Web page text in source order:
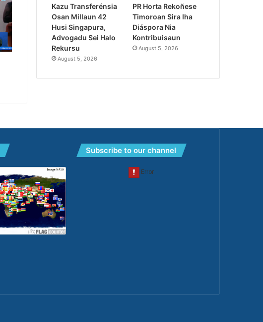
Kazu Transferénsia
Osan Millaun 42
Husi Singapura,
Advogadu Sei Halo
Rekursu
August 5, 2026
PR Horta Rekoñese
Timoroan Sira Iha
Diáspora Nia
Kontribuisaun
August 5, 2026
Subscribe to our channel